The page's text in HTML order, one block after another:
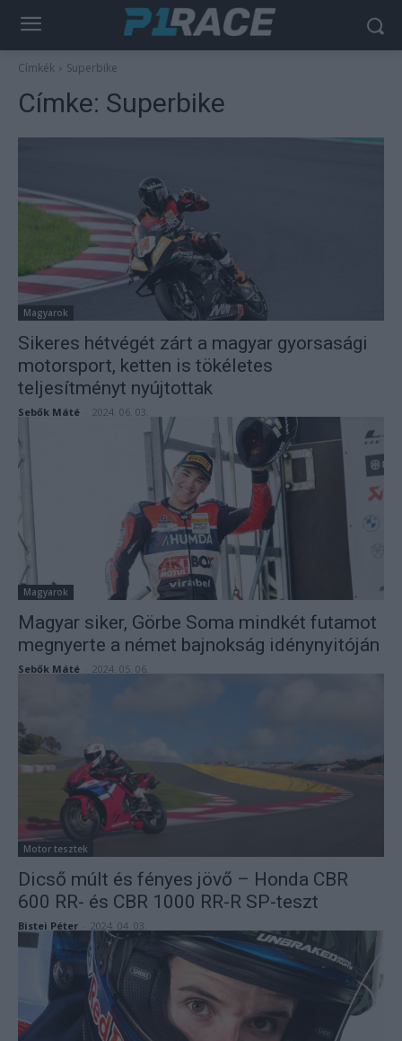
Címkék Superbike
Címke: Superbike
Magyarok
Sikeres hétvégét zárt a magyar gyorsasági
motorsport, ketten is tökéletes
teljesítményt nyújtottak
Sebők Máté 2024. 06. 03.
Magyarok
Magyar siker, Görbe Soma mindkét futamot
megnyerte a német bajnokság idénynyitóján
Sebők Máté 2024. 05. 06.
Motor tesztek
Dicső múlt és fényes jövő – Honda CBR
600 RR- és CBR 1000 RR-R SP-teszt
Bistei Péter 2024. 04. 03.